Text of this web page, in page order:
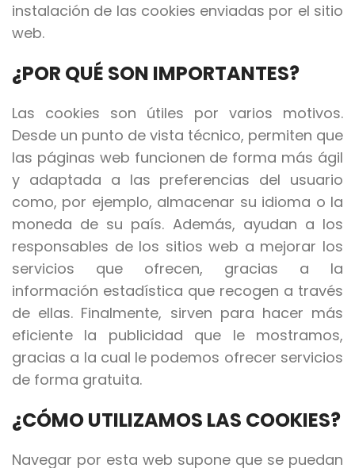
instalación de las cookies enviadas por el sitio
web.
¿POR QUÉ SON IMPORTANTES?
Las cookies son útiles por varios motivos.
Desde un punto de vista técnico, permiten que
las páginas web funcionen de forma más ágil
y adaptada a las preferencias del usuario
como, por ejemplo, almacenar su idioma o la
moneda de su país. Además, ayudan a los
responsables de los sitios web a mejorar los
servicios que ofrecen, gracias a la
información estadística que recogen a través
de ellas. Finalmente, sirven para hacer más
eficiente la publicidad que le mostramos,
gracias a la cual le podemos ofrecer servicios
de forma gratuita.
¿CÓMO UTILIZAMOS LAS COOKIES?
Navegar por esta web supone que se puedan